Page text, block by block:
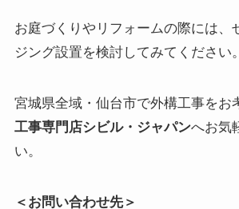
お庭づくりやリフォームの際には、
ジング設置を検討してみてください。
宮城県全域・仙台市で外構工事をお
工事専門店シビル・ジャパンへお気
い。
＜お問い合わせ先＞